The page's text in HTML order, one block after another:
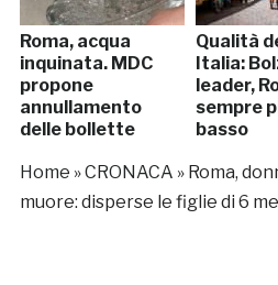
Roma, acqua
inquinata. MDC
propone
annullamento
delle bollette
Qualità
Italia:
leader,
sempre
basso
Home »CRONACA » Roma,
muore: disperse le figlie di 6